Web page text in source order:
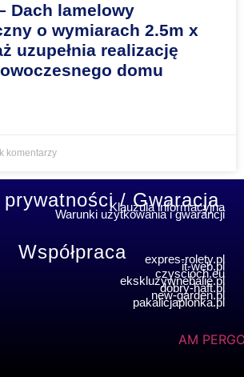
Dach lamelowy
o wymiarach 2.5m x
uzupełnia realizację
domu
komentarzy
/ Gwaracja
Klauzula informacyjna
Warunki użytkowania i gwarancji
Współpraca expres-rolety.pl
it-web.pl
czyscioch.eu
ekskluzywnebalie.pl
dobry-haft.pl
new-garden.pl
pakalicjaplonka.pl